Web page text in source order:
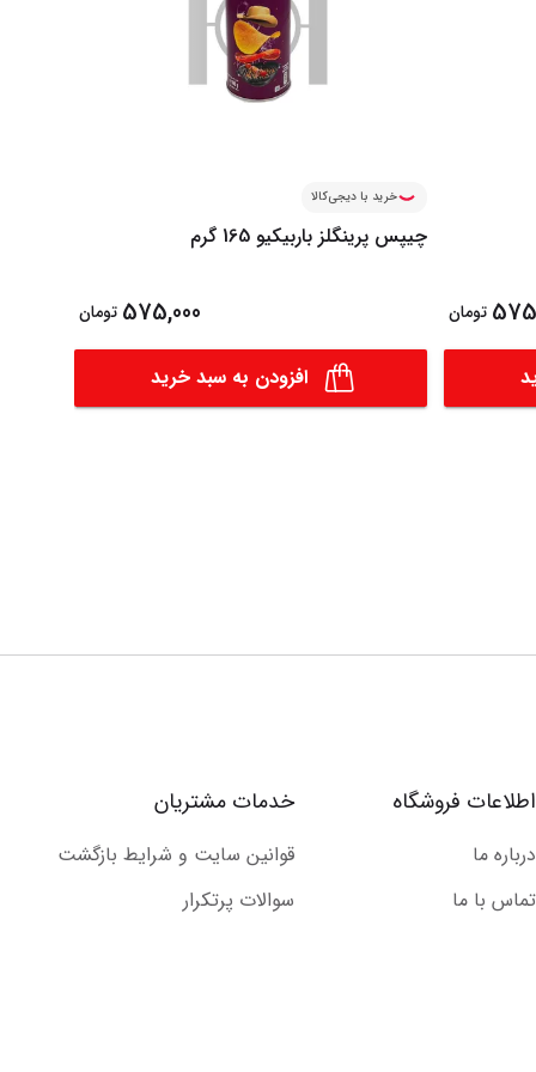
تومان
خرید با دیجی‌کالا
چیپس پرینگلز باربیکیو 165 گرم
575,000 تومان
افزودن به سبد خرید
اطلاعات فروشگاه
درباره ما
تماس با ما
خدمات مشتریان
قوانین سایت و شرایط بازگشت
سوالات پرتکرار